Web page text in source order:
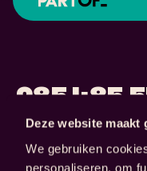
Deze website maakt
We gebruiken
personaliseren, om
Over
085485